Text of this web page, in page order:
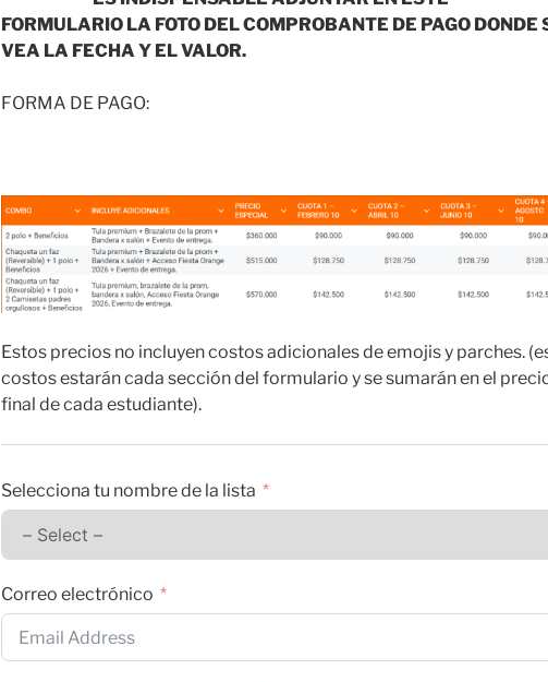
FORMULARIO LA FOTO DEL COMPROBANTE DE PAGO DONDE
VEA LA FECHA Y EL VALOR.
FORMA DE PAGO:
Estos precios no incluyen costos adicionales de emojis y parches.
costos estarán cada sección del formulario y se sumarán en el
final de cada estudiante).
Selecciona tu nombre de la lista
Correo electrónico